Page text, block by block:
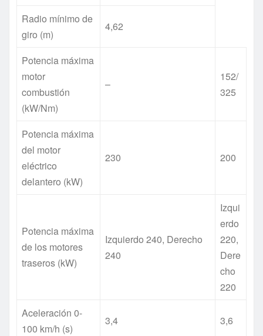
Radio mínimo de
giro (m)
4,62
Potencia máxima
motor
combustión
(kW/Nm)
–
152/
325
Potencia máxima
del motor
eléctrico
delantero (kW)
230 200
Potencia máxima
de los motores
traseros (kW)
Izquierdo 240, Derecho
240
Izqui
erdo
220,
Dere
cho
220
Aceleración 0-
100 km/h (s)
3,4 3,6